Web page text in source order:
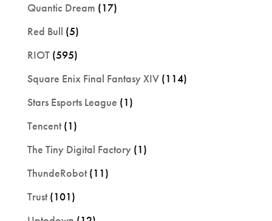
Quantic Dream (17)
Red Bull (5)
RIOT(595)
Square Enix Final Fantasy XIV(114)
Stars Esports League (1)
Tencent(1)
The Tiny Digital Factory(1)
ThundeRobot(11)
Trust(101)